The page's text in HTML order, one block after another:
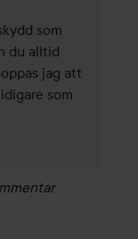
som
du alltid
jag att
som